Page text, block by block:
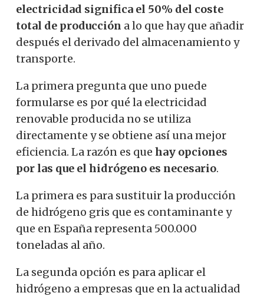
electricidad significa el 50% del coste
total de producción a lo que hay que añadir
después el derivado del almacenamiento y
transporte.
La primera pregunta que uno puede
formularse es por qué la electricidad
renovable producida no se utiliza
directamente y se obtiene así una mejor
eficiencia. La razón es que hay opciones
por las que el hidrógeno es necesario.
La primera es para sustituir la producción
de hidrógeno gris que es contaminante y
que en España representa 500.000
toneladas al año.
La segunda opción es para aplicar el
hidrógeno a empresas que en la actualidad